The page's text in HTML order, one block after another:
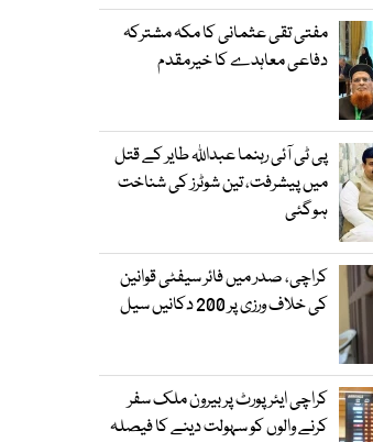
مفتی تقی عثمانی کا مکہ مشترکہ
دفاعی معاہدے کا خیرمقدم
پی ٹی آئی رہنما عبداللہ طایر کے قتل
میں پیشرفت، تین شوٹرز کی شناخت
ہوگئی
کراچی، صدر میں فائر سیفٹی قوانین
کی خلاف ورزی پر 200 دکانیں سیل
کراچی ایئرپورٹ پر بیرون ملک سفر
کرنے والوں کو سہولت دینے کا فیصلہ